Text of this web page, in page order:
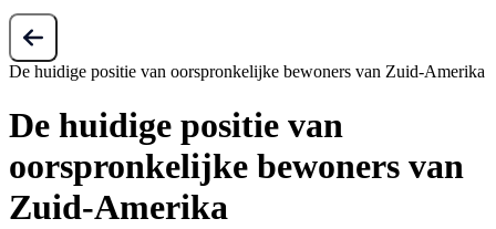
De huidige positie van oorspronkelijke bewoners van Zuid-Amerika
De huidige positie van
oorspronkelijke bewoners van
Zuid-Amerika